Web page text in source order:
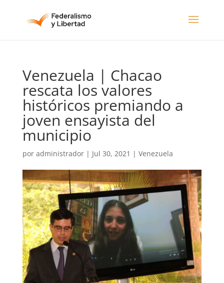
Venezuela | Chacao
rescata los valores
históricos premiando a
joven ensayista del
municipio
por administrador| Jul 30, 2021 | Venezuela